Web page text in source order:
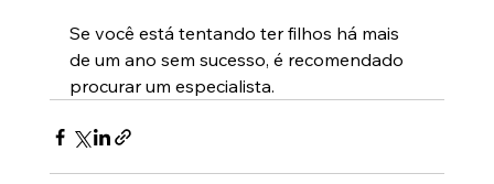
Se você está tentando ter filhos há mais
de um ano sem sucesso, é recomendado
procurar um especialista.